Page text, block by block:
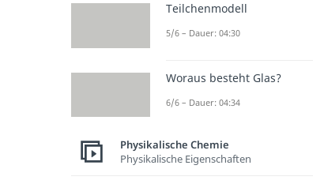
Teilchenmodell
5/6 – Dauer: 04:30
Woraus besteht Glas?
6/6 – Dauer: 04:34
Physikalische Chemie
Physikalische Eigenschaften